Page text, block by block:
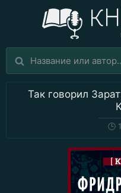
Так говорил
🕒